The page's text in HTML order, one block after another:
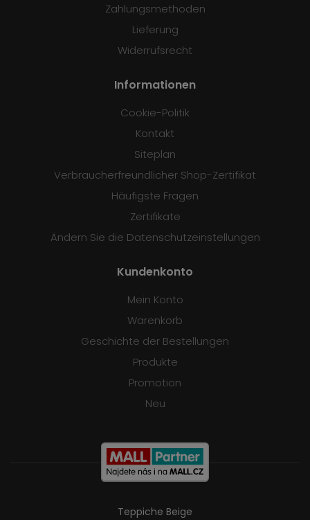
Zahlungsmethoden
Lieferung
Widerrufsrecht
Informationen
Cookie-Politik
Kontakt
Siteplan
Verbraucherfreundlicher Shop-Zertifikat
Häufigste Fragen
Zertifikate
Ändern Sie die Datenschutzeinstellungen
Kundenkonto
Mein Konto
Warenkorb
Geschichte der Bestellungen
Produkte
Promotion
Neu
Teppiche Beige